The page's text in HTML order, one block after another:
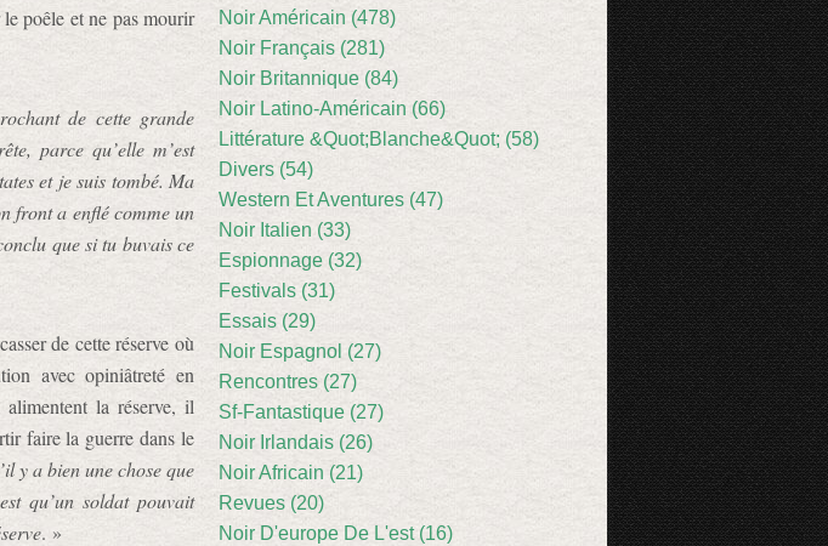
poêle et ne pas mourir
de cette grande
parce qu’elle m’est
et je suis tombé. Ma
front a enflé comme un
que si tu buvais ce
de cette réserve où
avec opiniâtreté en
la réserve, il
faire la guerre dans le
y a bien une chose que
qu’un soldat pouvait
. »
Noir Américain (478)
Noir Français (281)
Noir Britannique (84)
Noir Latino-Américain (66)
Littérature &Quot;Blanche&Quot; (58)
Divers (54)
Western Et Aventures (47)
Noir Italien (33)
Espionnage (32)
Festivals (31)
Essais (29)
Noir Espagnol (27)
Rencontres (27)
Sf-Fantastique (27)
Noir Irlandais (26)
Noir Africain (21)
Revues (20)
Noir D'europe De L'est (16)